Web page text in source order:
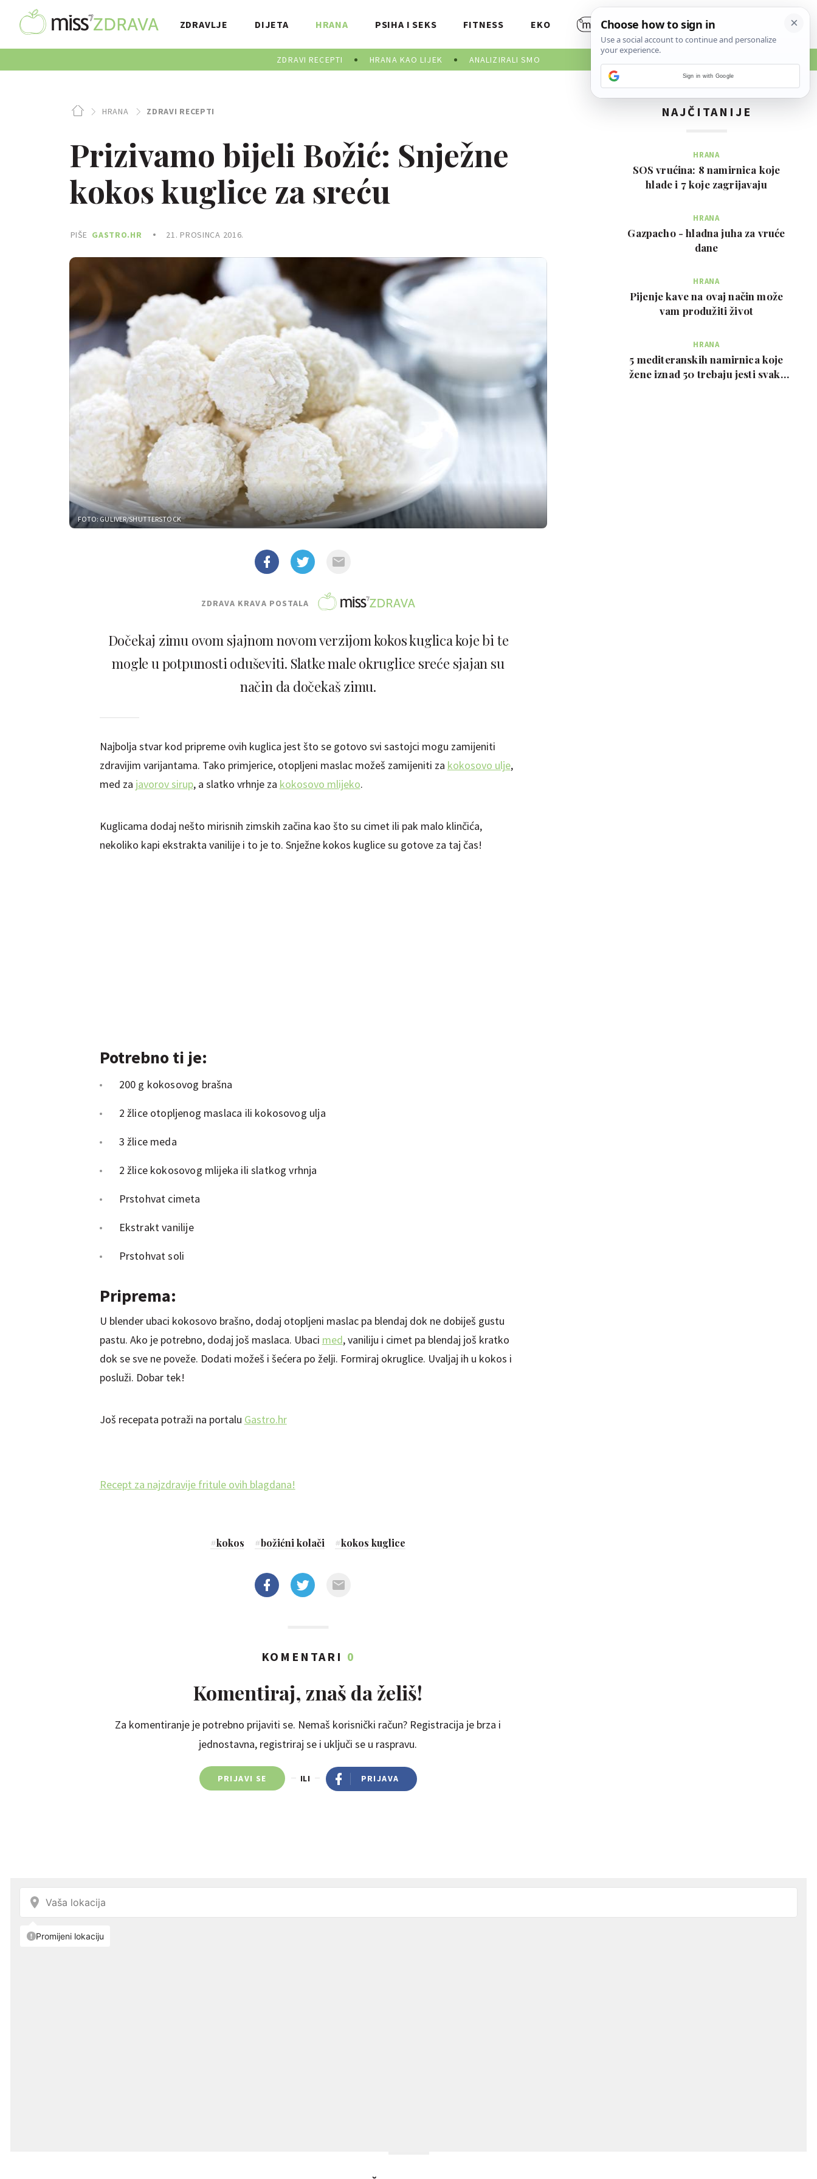
ZDRAVLJE DIJETA HRANA
ZDRAVI RECEPTI HRANA KAO LIJEK ANALIZIRALI SMO
PSIHA I SEKS FITNESS EKO
HRANA ZDRAVI RECEPTI
Prizivamo bijeli Božić: Snježne
kokos kuglice za sreću
PIŠE GASTRO.HR 21. PROSINCA 2016.
FOTO: GULIVER/SHUTTERSTOCK
ZDRAVA KRAVA POSTALA
Dočekaj zimu ovom sjajnom novom verzijom kokos kuglica koje bi te
mogle u potpunosti oduševiti. Slatke male okruglice sreće sjajan su
način da dočekaš zimu.
Najbolja stvar kod pripreme ovih kuglica jest što se gotovo svi sastojci mogu zamijeniti
zdravijim varijantama. Tako primjerice, otopljeni maslac možeš zamijeniti za kokosovo ulje,
med za javorov sirup, a slatko vrhnje za kokosovo mlijeko.
Kuglicama dodaj nešto mirisnih zimskih začina kao što su cimet ili pak malo klinčića,
nekoliko kapi ekstrakta vanilije i to je to. Snježne kokos kuglice su gotove za taj čas!
Potrebno ti je:
200 g kokosovog brašna
2 žlice otopljenog maslaca ili kokosovog ulja
3 žlice meda
2 žlice kokosovog mlijeka ili slatkog vrhnja
Prstohvat cimeta
Ekstrakt vanilije
Prstohvat soli
Priprema:
U blender ubaci kokosovo brašno, dodaj otopljeni maslac pa blendaj dok ne dobiješ gustu
pastu. Ako je potrebno, dodaj još maslaca. Ubaci med, vaniliju i cimet pa blendaj još kratko
dok se sve ne poveže. Dodati možeš i šećera po želji. Formiraj okruglice. Uvaljaj ih u kokos i
posluži. Dobar tek!
Još recepata potraži na portalu Gastro.hr
Recept za najzdravije fritule ovih blagdana!
#kokos #božićni kolači #kokos kuglice
KOMENTARI 0
Komentiraj, znaš da želiš!
Za komentiranje je potrebno prijaviti se. Nemaš korisnički račun? Registracija je brza i
jednostavna, registriraj se i uključi se u raspravu.
PRIJAVI SE ILI PRIJAVA
NAJČITANIJE
HRANA
SOS vrućina: 8 namirnica koje
hlade i 7 koje zagrijavaju
HRANA
Gazpacho - hladna juha za vruće
dane
HRANA
Pijenje kave na ovaj način može
vam produžiti život
HRANA
5 mediteranskih namirnica koje
žene iznad 50 trebaju jesti svaki
Sign in with Google